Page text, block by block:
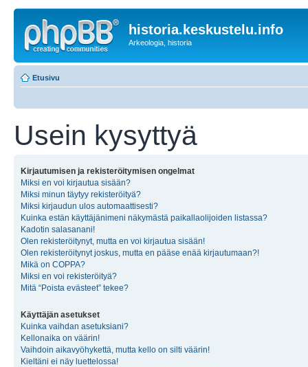
historia.keskustelu.info
Arkeologia, historia
Etusivu
Usein kysyttyä
Kirjautumisen ja rekisteröitymisen ongelmat
Miksi en voi kirjautua sisään?
Miksi minun täytyy rekisteröityä?
Miksi kirjaudun ulos automaattisesti?
Kuinka estän käyttäjänimeni näkymästä paikallaolijoiden listassa?
Kadotin salasanani!
Olen rekisteröitynyt, mutta en voi kirjautua sisään!
Olen rekisteröitynyt joskus, mutta en pääse enää kirjautumaan?!
Mikä on COPPA?
Miksi en voi rekisteröityä?
Mitä “Poista evästeet” tekee?
Käyttäjän asetukset
Kuinka vaihdan asetuksiani?
Kellonaika on väärin!
Vaihdoin aikavyöhykettä, mutta kello on silti väärin!
Kieltäni ei näy luettelossa!